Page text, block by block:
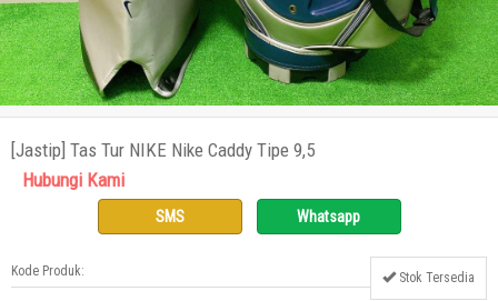
[Jastip] Tas Tur NIKE Nike Caddy Tipe 9,5
Hubungi Kami
SMS Whatsapp
Kode Produk: Stok Tersedia